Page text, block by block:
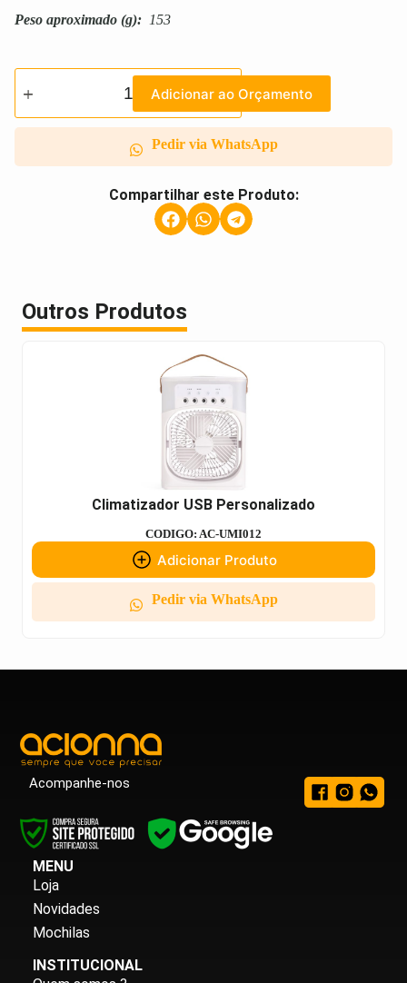
Peso aproximado (g): 153
Adicionar ao Orçamento
Pedir via WhatsApp
Compartilhar este Produto:
Outros Produtos
Climatizador USB Personalizado
CODIGO: AC-UMI012
Adicionar Produto
Pedir via WhatsApp
Acompanhe-nos
MENU
Loja
Novidades
Mochilas
INSTITUCIONAL